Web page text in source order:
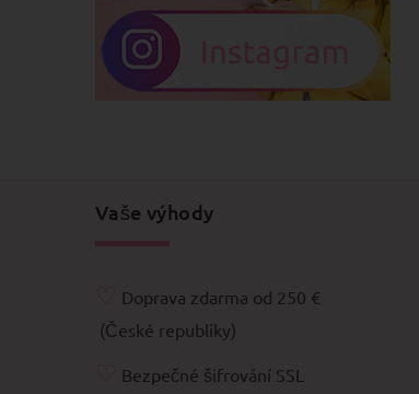
Vaše výhody
Doprava zdarma od 250 €
(České republiky)
Bezpečné šifrování SSL